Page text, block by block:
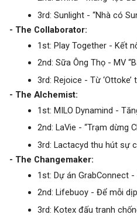
3rd: Sunlight - “Nhà có
- The Collaborator:
1st: Play Together - Kết
2nd: Sữa Ông Thọ - MV
3rd: Rejoice - Từ ‘Ottoke’
- The Alchemist:
1st: MILO Dynamind -
2nd: LaVie - “Trạm dừng
3rd: Lactacyd thu hút sự
- The Changemaker:
1st: Dự án GrabConnect
2nd: Lifebuoy - Để mỗi
3rd: Kotex đấu tranh